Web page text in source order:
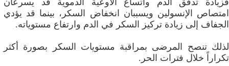
فزيادة تدفق الدم واتساع الأوعية الدموية قد يسرعان
امتصاص الإنسولين ويسببان انخفاض السكر، بينما قد يؤدي
الجفاف إلى زيادة تركيز السكر في الدم وارتفاع مستوياته.
لذلك تنصح المرضى بمراقبة مستويات السكر بصورة أكثر
تكراراً خلال فترات الحر.